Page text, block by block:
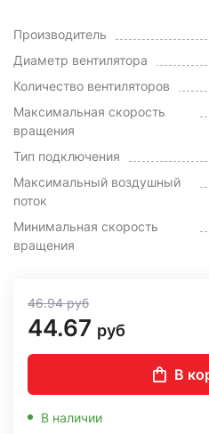
Производитель
Диаметр вентилятора
Количество вентиляторов
Максимальная скорость
вращения
Тип подключения
Максимальный воздушный
поток
Минимальная скорость
вращения
46.94руб
44.67 руб
В
В наличии